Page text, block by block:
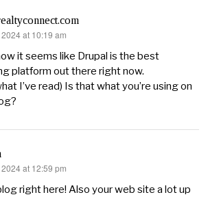
at 10:19 am
it seems like Drupal is the best
platform out there right now.
I’ve read) Is that what you’re using on
at 12:59 pm
right here! Also your web site a lot up